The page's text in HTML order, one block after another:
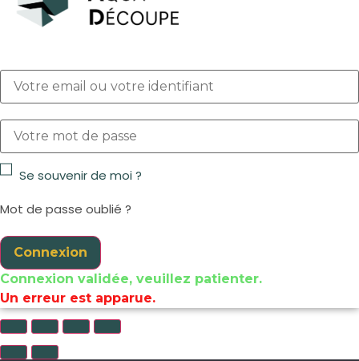
Se souvenir de moi ?
Mot de passe oublié ?
Connexion
Connexion validée, veuillez patienter.
Un erreur est apparue.